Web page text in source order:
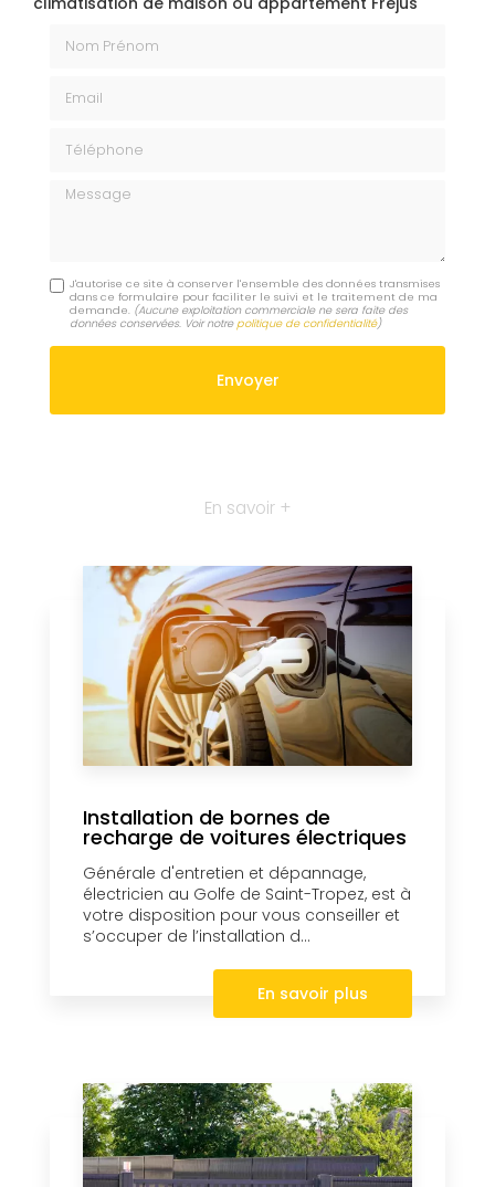
Message
J'autorise ce site à conserver l'ensemble des données transmises
dans ce formulaire pour faciliter le suivi et le traitement de ma
demande. (Aucune exploitation commerciale ne sera faite des
données conservées. Voir notrepolitique de confidentialité)
En savoir +
Installation de bornes de
recharge de voitures électriques
Générale d'entretien et dépannage,
électricien au Golfe de Saint-Tropez, est à
votre disposition pour vous conseiller et
s’occuper de l’installation d...
En savoir plus